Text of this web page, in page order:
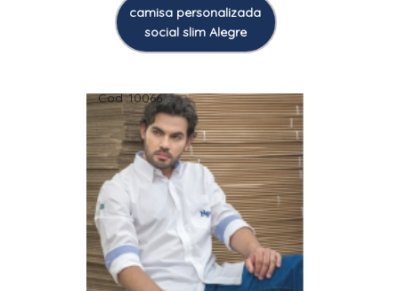
camisa personalizada
social slim Alegre
Cod.:10066